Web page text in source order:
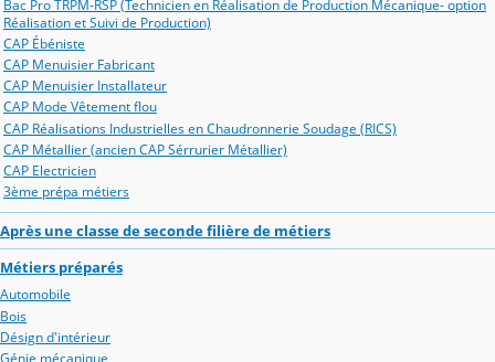
Bac Pro TRPM-RSP (Technicien en Réalisation de Production Mécanique- option
Réalisation et Suivi de Production)
CAP Ébéniste
CAP Menuisier Fabricant
CAP Menuisier Installateur
CAP Mode Vêtement flou
CAP Réalisations Industrielles en Chaudronnerie Soudage (RICS)
CAP Métallier (ancien CAP Sérrurier Métallier)
CAP Electricien
3ème prépa métiers
Après une classe de seconde filière de métiers
Métiers préparés
Automobile
Bois
Désign d'intérieur
Génie mécanique